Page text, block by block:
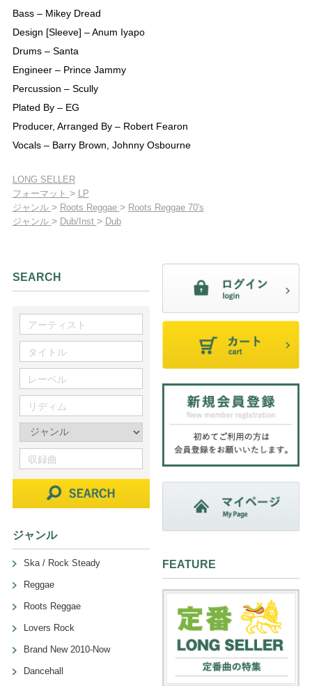
Bass – Mikey Dread
Design [Sleeve] – Anum Iyapo
Drums – Santa
Engineer – Prince Jammy
Percussion – Scully
Plated By – EG
Producer, Arranged By – Robert Fearon
Vocals – Barry Brown, Johnny Osbourne
LONG SELLER
フォーマット > LP
ジャンル > Roots Reggae > Roots Reggae 70's
ジャンル > Dub/Inst > Dub
SEARCH
ジャンル
Ska / Rock Steady
Reggae
Roots Reggae
Lovers Rock
Brand New 2010-Now
Dancehall
FEATURE